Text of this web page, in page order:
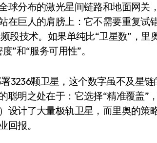
，启动先看蜘蛛侠？”车主怒了：车内不是广
家庭版和专业版，选错真的会后悔吗？
对了吗？详解exFAT和NTFS的终极对决
计 大疆Mini 2S内录实测，值不值得冲？
“定规则”：海信拿下RGB-Mini LED全球话
，我先不学了——永辉的“休克疗法”宣告暂
球分布的激光星间链路和地面网关
在巨人的肩膀上：它不需要重复试
段技术。如果单纯比“卫星数”，
”和“服务可用性”。
3236颗卫星，这个数字虽不及星
聪明之处在于：它选择“精准覆盖”
设计了大量极轨卫星，而里奥的策
回报。